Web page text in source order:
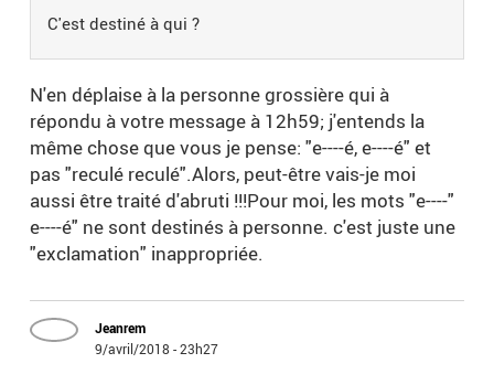
C'est destiné à qui ?
N'en déplaise à la personne grossière qui à
répondu à votre message à 12h59; j'entends la
même chose que vous je pense: "e----é, e----é" et
pas "reculé reculé".Alors, peut-être vais-je moi
aussi être traité d'abruti !!!Pour moi, les mots "e----"
e----é" ne sont destinés à personne. c'est juste une
"exclamation" inappropriée.
Jeanrem
9/avril/2018 - 23h27